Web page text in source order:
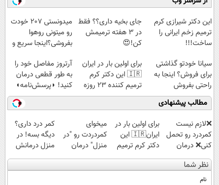
◗پرسش‌نامه◖
(◀پرسش‌نامه)
این دکتر شیرازی کرم
ترمیم زخم ایرانی را
ساخت!!!
جای بخیه داری؟؟ فقط
در 3 هفته ترمیمش
کن!😍
میدونستی 207 خودت
رو میتونی روهوا
بفروشی؟اینجا سریع و
سیانا خودتو گذاشتی
برای فروش؟ اینجا به
راحتی بفروش
برای اولین بار در ایران
🇮🇷 این دکتر کرم
ترمیم کننده 23 روزه
ساخت!
آرتروز مفاصل خود را
به طور قطعی درمان
کنید! ◗پرسش‌نامه◖
مطالب پیشنهادی
❌لازم نیست
کمردرد رو تحمل
کنی❌ درمان
بدون جراحی و
قرص
(پرسشنامه)
برای اولین بار در
ایران🇮🇷 این
دکتر کرم ترمیم
کننده 23 روزه
ساخت!
میخوای
کمردردت رو "در
منزل" درمان
کنی؟ (◂فیلم +
◂پرسش‌نامه)
کمر درد داری؟
دیگه بسه! در
منزل درمانش
کن
(◀پرسش‌نامه)
نظر شما
نام